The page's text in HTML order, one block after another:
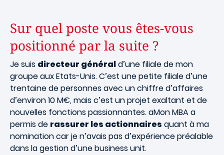
Sur quel poste vous êtes-vous
positionné par la suite ?
Je suis directeur générald’une filiale de mon
groupe aux Etats-Unis. C’est une petite filiale d’une
trentaine de personnes avec un chiffre d’affaires
d’environ 10 M€, mais c’est un projet exaltant et de
nouvelles fonctions passionnantes. aMon MBA a
permis de rassurer les actionnaires quant à ma
nomination car je n’avais pas d’expérience préalable
dans la gestion d’une business unit.